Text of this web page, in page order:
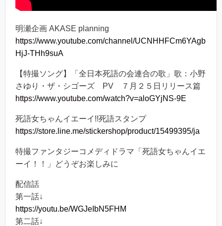
明瀬企画 AKASE planning
https://www.youtube.com/channel/UCNHHFCm6YAgb
HjJ-THh9suA
【特撮ソング】「全日本死語の会連合の歌」歌：小野
さゆり・ザ・シゴーズ PV ７月２５日リリース篇
https://www.youtube.com/watch?v=aloGYjNS-9E
死語女ちゃんイエーイ!!死語スタンプ
https://store.line.me/stickershop/product/15499395/ja
特撮ファンタジーコメディドラマ「死語女ちゃんイエ
ーイ！！」どうぞお楽しみに
配信話
第一話↓
https://youtu.be/WGJeIbN5FHM
第二話↓